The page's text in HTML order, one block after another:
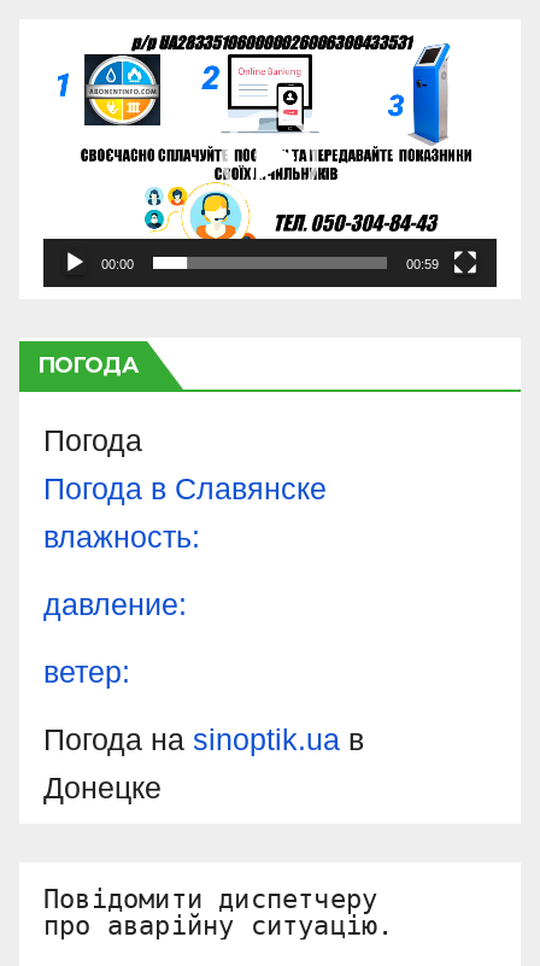
Відеопрогравач
00:00 00:59
ПОГОДА
Погода
Погода в Славянске
влажность:
давление:
ветер:
Погода на sinoptik.ua в
Донецке
Повідомити диспетчеру
про аварійну ситуацію.